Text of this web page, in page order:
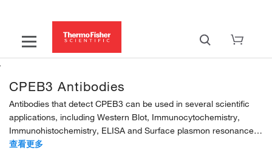
CPEB3 Antibodies
Antibodies that detect CPEB3 can be used in several scientific
applications, including Western Blot, Immunocytochemistry,
Immunohistochemistry, ELISA and Surface plasmon resonance.
These antibodies target CPEB3 in Human, Mouse and Rat
查看更多